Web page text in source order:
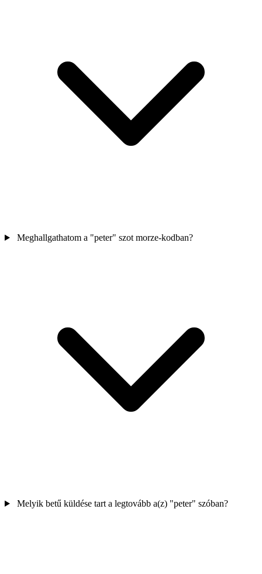
Meghallgathatom a "peter" szot morze-kodban?
Melyik betű küldése tart a legtovább a(z) "peter" szóban?